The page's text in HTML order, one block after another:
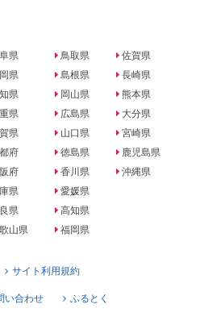
県
県
県
県
県
府
府
県
県
山県
鳥取県
島根県
岡山県
広島県
山口県
徳島県
香川県
愛媛県
高知県
福岡県
佐賀県
長崎県
熊本県
大分県
宮崎県
鹿児島県
沖縄県
サイト利用規約
い合わせ ふるとく